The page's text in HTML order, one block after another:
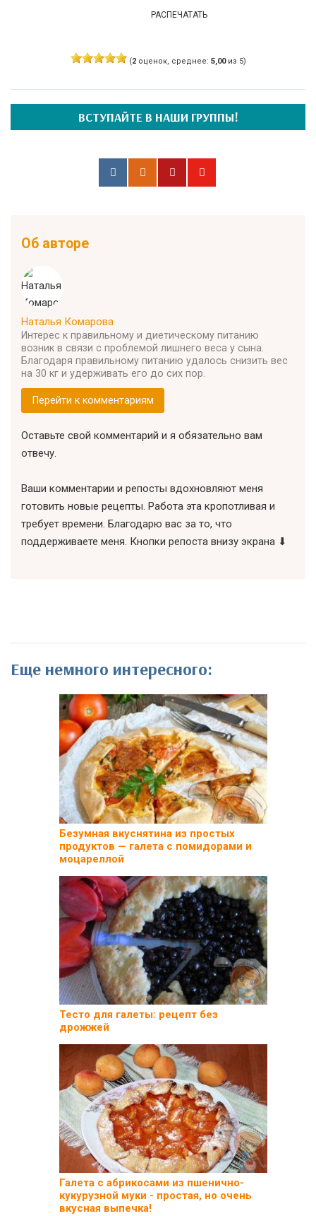
РАСПЕЧАТАТЬ
(2оценок, среднее: 5,00из 5)
ВСТУПАЙТЕ В НАШИ ГРУППЫ!
Об авторе
Наталья Комарова
Интерес к правильному и диетическому питанию
возник в связи с проблемой лишнего веса у сына.
Благодаря правильному питанию удалось снизить вес
на 30 кг и удерживать его до сих пор.
Перейти к комментариям
Оставьте свой комментарий и я обязательно вам
отвечу.
Ваши комментарии и репосты вдохновляют меня
готовить новые рецепты. Работа эта кропотливая и
требует времени. Благодарю вас за то, что
поддерживаете меня. Кнопки репоста внизу экрана ⬇
Еще немного интересного:
Безумная вкуснятина из простых
продуктов — галета с помидорами и
моцареллой
Тесто для галеты: рецепт без
дрожжей
Галета с абрикосами из пшенично-
кукурузной муки - простая, но очень
вкусная выпечка!